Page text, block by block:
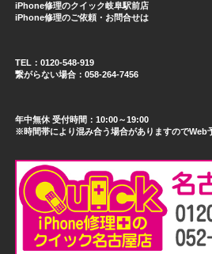
iPhone修理のクイック岐阜駅前店
iPhone修理のご依頼・お問合せは
TEL：0120-548-919
繋がらない場合：058-264-7456
年中無休 受付時間：10:00～19:00
※時間帯により混み合う場合がありますのでWeb